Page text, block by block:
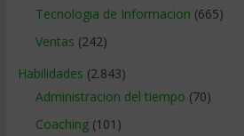
Tecnologia de Informacion (665)
Ventas (242)
Habilidades (2.843)
Administracion del tiempo (70)
Coaching(101)